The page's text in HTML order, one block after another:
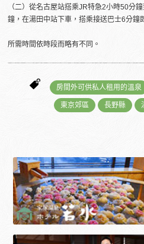
（二）從名古屋站搭乘JR特急2小時50分
鐘，在湯田中站下車，搭乘接送巴士6分鐘
所需時間依時段而略有不同。
房間外可供私人租用的溫泉
東京郊區 長野縣